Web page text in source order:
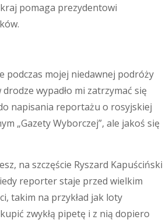
pomaga prezydentowi
podczas mojej niedawnej podróży
wypadło mi zatrzymać się
napisania reportażu o rosyjskiej
„Gazety Wyborczej”, ale jakoś się
na szczęście Ryszard Kapuściński
reporter staje przed wielkim
takim na przykład jak loty
zwykłą pipetę i z nią dopiero